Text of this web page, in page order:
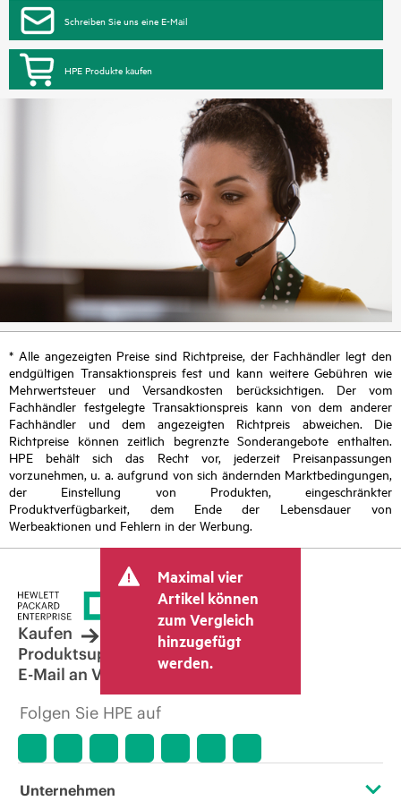
Schreiben Sie uns eine E-Mail
HPE Produkte kaufen
* Alle angezeigten Preise sind Richtpreise, der Fachhändler legt den
endgültigen Transaktionspreis fest und kann weitere Gebühren wie
Mehrwertsteuer und Versandkosten berücksichtigen. Der vom
Fachhändler festgelegte Transaktionspreis kann von dem anderer
Fachhändler und dem angezeigten Richtpreis abweichen. Die
Richtpreise können zeitlich begrenzte Sonderangebote enthalten.
HPE behält sich das Recht vor, jederzeit Preisanpassungen
vorzunehmen, u. a. aufgrund von sich ändernden Marktbedingungen,
der Einstellung von Produkten, eingeschränkter
Produktverfügbarkeit, dem Ende der Lebensdauer von
Werbeaktionen und Fehlern in der Werbung.
Maximal vier
Artikel können
zum Vergleich
hinzugefügt
werden.
Kaufen
Produktsupport
E-Mail an Vertrieb
Folgen Sie HPE auf
Unternehmen